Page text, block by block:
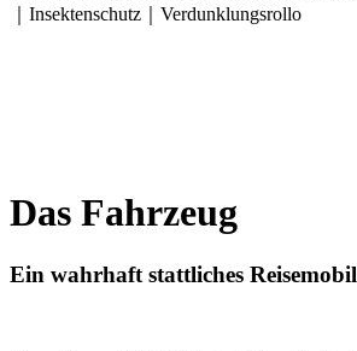
｜Insektenschutz｜Verdunklungsrollo
Das Fahrzeug
Ein wahrhaft stattliches Reisemobil